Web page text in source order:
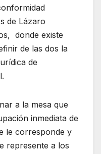
de Lázaro
donde existe
de las dos la
de
a la mesa que
inmediata de
le corresponde y
represente a los